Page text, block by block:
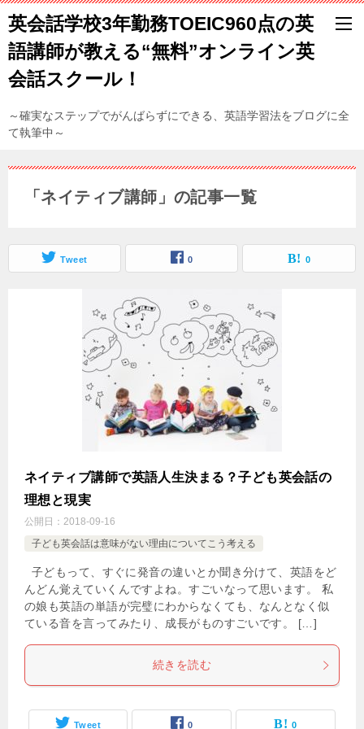
英会話学校3年勤務TOEIC960点の英
語講師が教える“無料”オンライン英
会話スクール！
～確実なステップでがんばらずにできる、英語学習法をブログに全
て執筆中～
「ネイティブ講師」の記事一覧
Tweet 0 0
ネイティブ講師で英語人生決まる？子ども英会話の
理想と現実
公開日： 2018-09-16
子ども英会話は意味がない理由についてこう考える
子どもって、すぐに発音の違いとか聞き分けて、英語をど
んどん覚えていくんですよね。すごいなって思います。 私
の娘も英語の単語が完璧にわからなくても、なんとなく似
ている音を言ってみたり、成長がものすごいです。 […]
続きを読む
Tweet 0 0